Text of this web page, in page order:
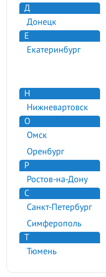
Д
Донецк
Е
Екатеринбург
Н
Нижневартовск
О
Омск
Оренбург
Р
Ростов-на-Дону
С
Санкт-Петербург
Симферополь
Т
Тюмень